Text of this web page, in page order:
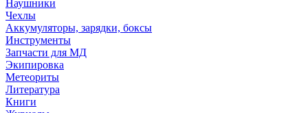
Наушники
Чехлы
Аккумуляторы, зарядки, боксы
Инструменты
Запчасти для МД
Экипировка
Метеориты
Литература
Книги